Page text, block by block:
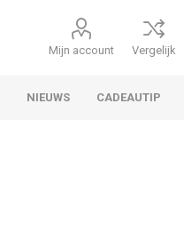
Mijn account Vergelijk
NIEUWS CADEAUTIP